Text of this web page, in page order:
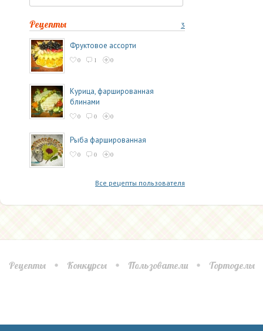
3
Рецепты
Фруктовое ассорти
0 1 0
Курица, фаршированная
блинами
0 0 0
Рыба фаршированная
0 0 0
Все рецепты пользователя
Рецепты Конкурсы Пользователи Тортоделы